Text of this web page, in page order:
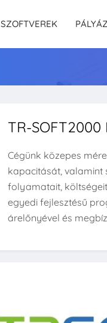
SZOFTVEREK
TR-
Cégünk közepes
kapacitását, valamint
folyamatait,
egyedi fejlesztésű
árelőnyével és